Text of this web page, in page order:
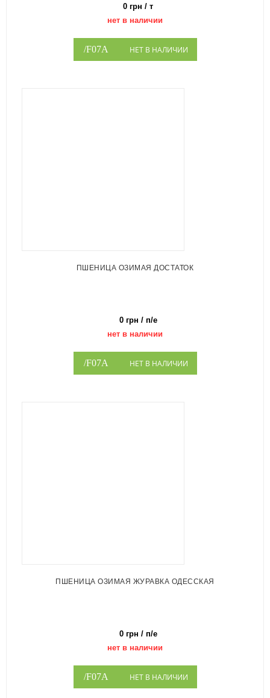
0 грн / т
нет в наличии
НЕТ В НАЛИЧИИ
ПШЕНИЦА ОЗИМАЯ ДОСТАТОК
0 грн / п/е
нет в наличии
НЕТ В НАЛИЧИИ
ПШЕНИЦА ОЗИМАЯ ЖУРАВКА ОДЕССКАЯ
0 грн / п/е
нет в наличии
НЕТ В НАЛИЧИИ